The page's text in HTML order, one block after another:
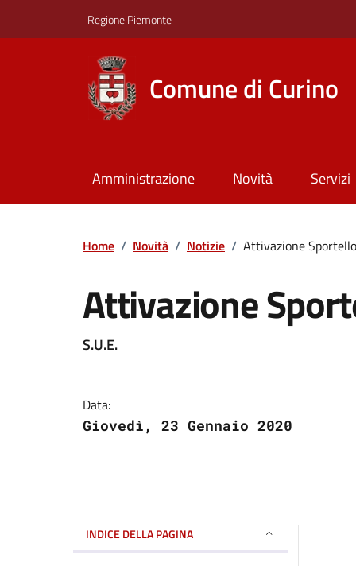
Regione Piemonte
Comune di Curino
Amministrazione Novità Servizi
Home / Novità / Notizie / Attivazione
Attivazione
S.U.E.
Data:
Giovedì, 23 Gennaio 2020
INDICE DELLA PAGINA